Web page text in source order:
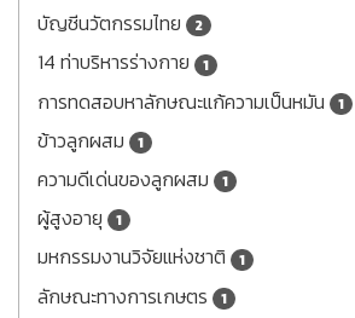
บัญชีนวัตกรรมไทย 2
14 ท่าบริหารร่างกาย 1
การทดสอบหาลักษณะแก้ความเป็นหมัน 1
ข้าวลูกผสม 1
ความดีเด่นของลูกผสม 1
ผู้สูงอายุ 1
มหกรรมงานวิจัยแห่งชาติ 1
ลักษณะทางการเกษตร 1